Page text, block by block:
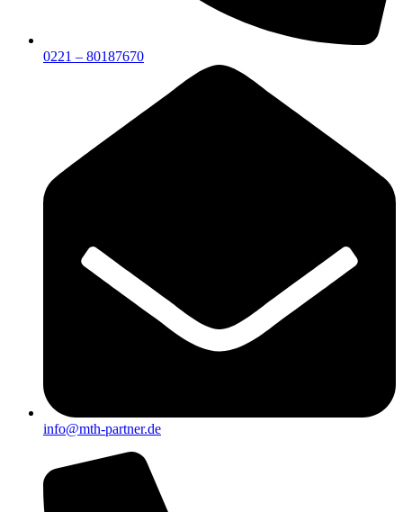
0221 – 80187670
info@mth-partner.de